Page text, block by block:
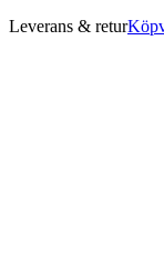
Leverans & retur